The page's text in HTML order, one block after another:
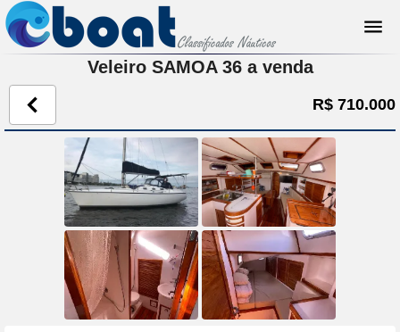
Veleiro SAMOA 36 a venda
R$ 710.000